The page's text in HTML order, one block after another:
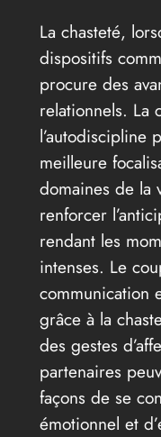
La chasteté,
dispositifs
procure des
relationnels. La
l’autodiscipline
meilleure
domaines de la
renforcer
rendant les
intenses. Le
communication
grâce à la
des gestes
partenaires
façons de se
émotionnel et